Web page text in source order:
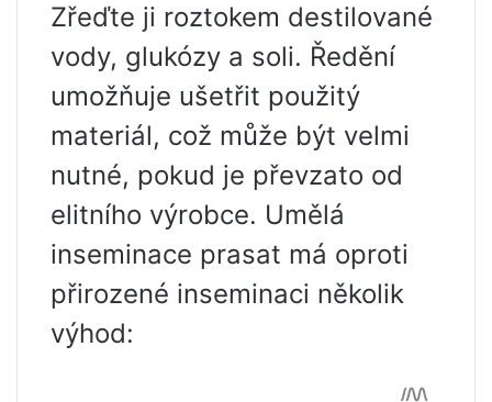
Zřeďte ji roztokem destilované
vody, glukózy a soli. Ředění
umožňuje ušetřit použitý
materiál, což může být velmi
nutné, pokud je převzato od
elitního výrobce. Umělá
inseminace prasat má oproti
přirozené inseminaci několik
výhod: